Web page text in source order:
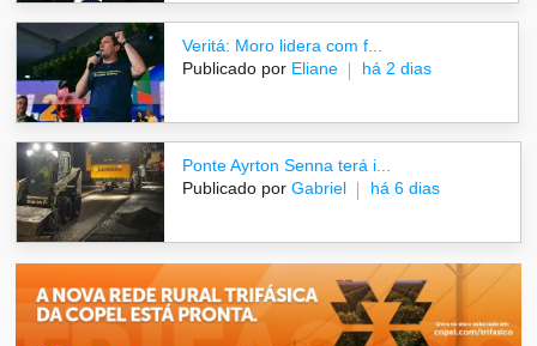
Veritá: Moro lidera com f...
Publicado por Eliane há 2 dias
Ponte Ayrton Senna terá i...
Publicado por Gabriel há 6 dias